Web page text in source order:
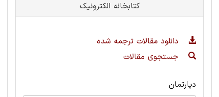
کتابخانه الکترونیک
دانلود مقالات ترجمه شده
جستجوی مقالات
دپارتمان